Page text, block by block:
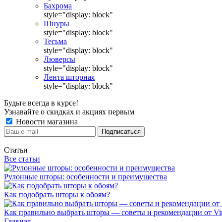
Бахрома
style="display: block"
Шнуры
style="display: block"
Тесьма
style="display: block"
Люверсы
style="display: block"
Лента шторная
style="display: block"
Будьте всегда в курсе!
Узнавайте о скидках и акциях первым
Новости магазина
Статьи
Все статьи
Рулонные шторы: особенности и преимущества
Как подобрать шторы к обоям?
Как правильно выбрать шторы — советы и рекомендации от